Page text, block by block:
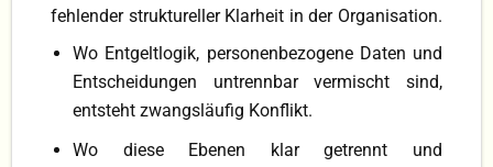
fehlender struktureller Klarheit in der Organisation.
Wo Entgeltlogik, personenbezogene Daten und
Entscheidungen untrennbar vermischt sind,
entsteht zwangsläufig Konflikt.
Wo diese Ebenen klar getrennt und